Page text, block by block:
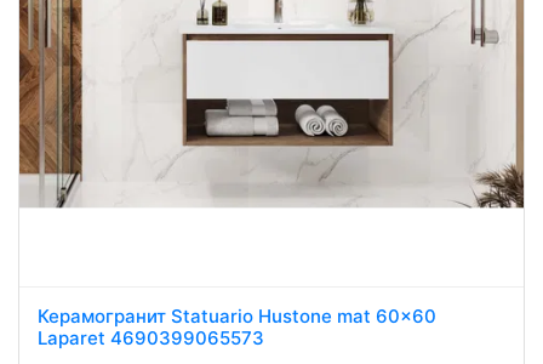
Керамогранит Statuario Hustone mat 60x60
Laparet 4690399065573